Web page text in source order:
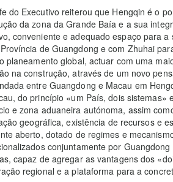
do Executivo reiterou que Hengqin é o
da zona da Grande Baía e a sua
conveniente e adequado espaço para
de Guangdong e com Zhuhai
planeamento global, actuar com uma
na construção, através de um novo
entre Guangdong e Macau em
do princípio «um País, dois
e zona aduaneira autónoma, assim
geográfica, existência de recursos e
aberto, dotado de regimes e
conjuntamente por
capaz de agregar as vantagens dos
regional e a plataforma para a